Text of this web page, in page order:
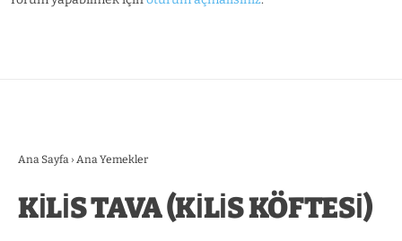
Ana Sayfa › Ana Yemekler
KİLİS TAVA (KİLİS KÖFTESİ)